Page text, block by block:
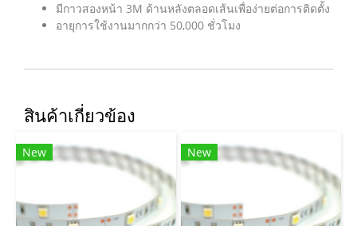
มีกาวสองหน้า 3M ด้านหลังตลอดเส้นเพื่อง่ายต่อการติดตั้ง
อายุการใช้งานมากกว่า 50,000 ชั่วโมง
สินค้าเกี่ยวข้อง
New New